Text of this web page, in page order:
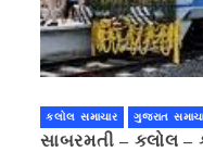
કલોલ સમાચાર ગુજરાત
સાબરમતી – કલોલ